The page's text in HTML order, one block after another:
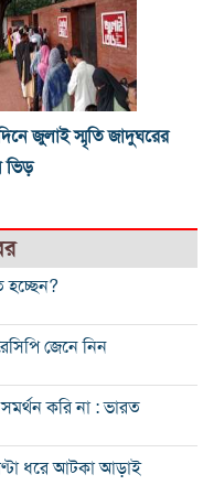
জুলাই স্মৃতি জাদুঘরের
ভিড়
হচ্ছেন?
জেনে নিন
করি না : ভারত
ধরে আটকা আড়াই